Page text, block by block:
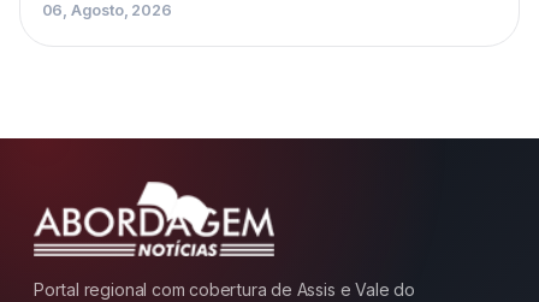
06, Agosto, 2026
Portal regional com cobertura de Assis e Vale do